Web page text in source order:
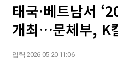
태국·베트남서
개최…문체부, K
입력 2026-05-20 11:06